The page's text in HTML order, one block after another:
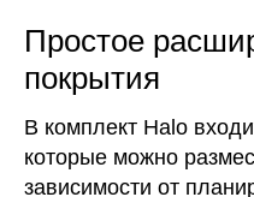
Простое
покрытия
В комплект Halo
которые можно
зависимости от